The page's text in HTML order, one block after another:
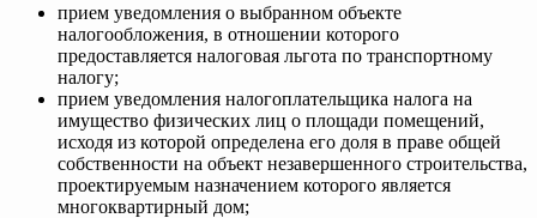
прием уведомления о выбранном объекте
налогообложения, в отношении которого
предоставляется налоговая льгота по транспортному
налогу;
прием уведомления налогоплательщика налога на
имущество физических лиц о площади помещений,
исходя из которой определена его доля в праве общей
собственности на объект незавершенного строительства,
проектируемым назначением которого является
многоквартирный дом;